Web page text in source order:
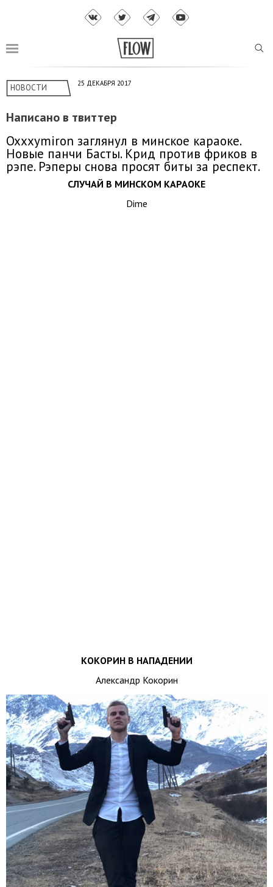
НОВОСТИ 25 ДЕКАБРЯ 2017
Написано в твиттер
Oxxxymiron заглянул в минское караоке.
Новые панчи Басты. Крид против фриков в
рэпе. Рэперы снова просят биты за респект.
СЛУЧАЙ В МИНСКОМ КАРАОКЕ
Dime
КОКОРИН В НАПАДЕНИИ
Александр Кокорин